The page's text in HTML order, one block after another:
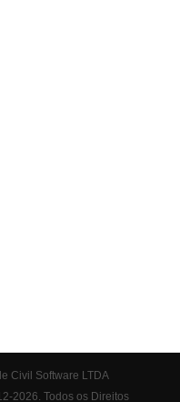
Civil Software LTDA
2026. Todos os Direitos